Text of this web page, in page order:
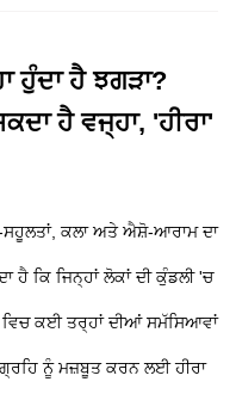
ਹੁੰਦਾ ਹੈ ਝਗੜਾ?
ਹੈ ਵਜ੍ਹਾ, 'ਹੀਰਾ'
ਕਲਾ ਅਤੇ ਐਸ਼ੋ-ਆਰਾਮ ਦਾ
ਕਿ ਜਿਨ੍ਹਾਂ ਲੋਕਾਂ ਦੀ ਕੁੰਡਲੀ 'ਚ
ਕਈ ਤਰ੍ਹਾਂ ਦੀਆਂ ਸਮੱਸਿਆਵਾਂ
ਨੂੰ ਮਜ਼ਬੂਤ ਕਰਨ ਲਈ ਹੀਰਾ